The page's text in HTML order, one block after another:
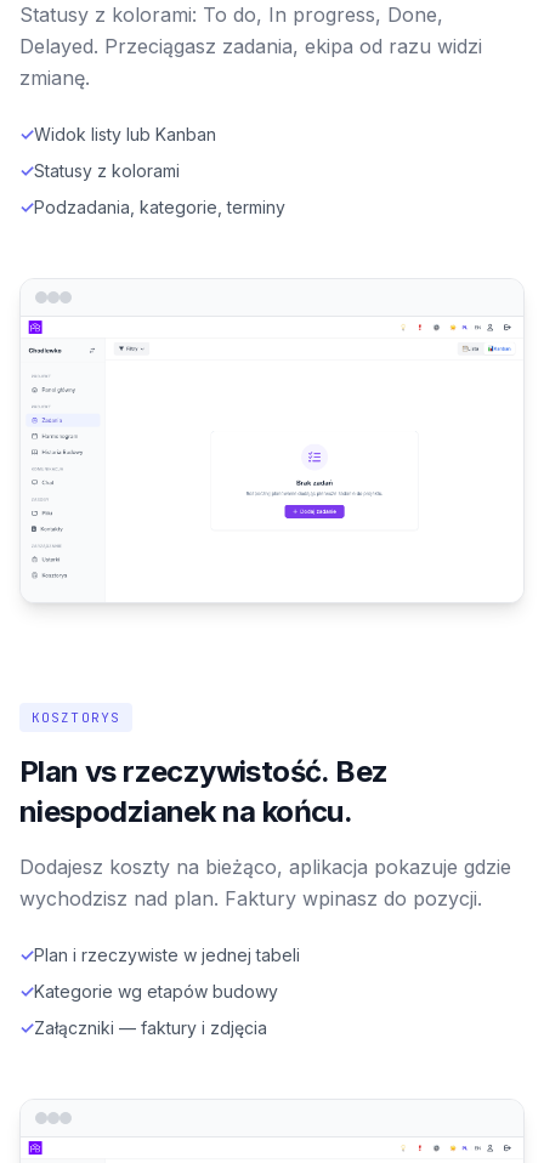
Statusy z kolorami: To do, In progress, Done,
Delayed. Przeciągasz zadania, ekipa od razu widzi
zmianę.
✓Widok listy lub Kanban
✓Statusy z kolorami
✓Podzadania, kategorie, terminy
KOSZTORYS
Plan vs rzeczywistość. Bez
niespodzianek na końcu.
Dodajesz koszty na bieżąco, aplikacja pokazuje gdzie
wychodzisz nad plan. Faktury wpinasz do pozycji.
✓Plan i rzeczywiste w jednej tabeli
✓Kategorie wg etapów budowy
✓Załączniki — faktury i zdjęcia